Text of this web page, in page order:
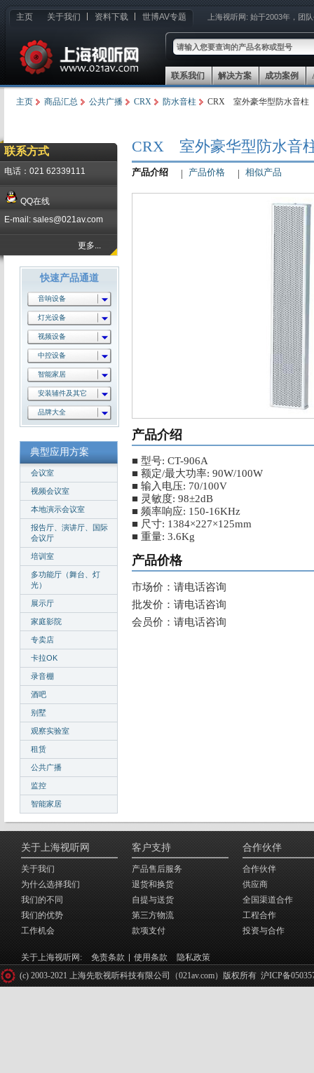
主页 关于我们 资料下载 世博AV专题 上海视听网: 始于2003年，团
联系我们 解决方案 成功案例
主页 商品汇总 公共广播 CRX 防水音柱 CRX 室外豪华型防水音柱
CRX 室外豪华型防水音
产品介绍 产品价格 相似产品
产品介绍
■ 型号: CT-906A
■ 额定/最大功率: 90W/100W
■ 输入电压: 70/100V
■ 灵敏度: 98±2dB
■ 频率响应: 150-16KHz
■ 尺寸: 1384×227×125mm
■ 重量: 3.6Kg
产品价格
市场价：请电话咨询
批发价：请电话咨询
会员价：请电话咨询
联系方式
电话：021 62339111
QQ在线
E-mail: sales@021av.com
更多...
快速产品通道
音响设备
灯光设备
视频设备
中控设备
智能家居
安装辅件及其它
品牌大全
典型应用方案
会议室
视频会议室
本地演示会议室
报告厅、演讲厅、国际
会议厅
培训室
多功能厅（舞台、灯
光）
展示厅
家庭影院
专卖店
卡拉OK
录音棚
酒吧
别墅
观察实验室
租赁
公共广播
监控
智能家居
关于上海视听网
关于我们
为什么选择我们
我们的不同
我们的优势
工作机会
客户支持
产品售后服务
退货和换货
自提与送货
第三方物流
款项支付
合作伙伴
合作伙伴
供应商
全国渠道合作
工程合作
投资与合作
关于上海视听网: 免责条款 使用条款
隐私政策
(c) 2003-2021 上海先歌视听科技有限公司（021av.com）版权所有 沪ICP备